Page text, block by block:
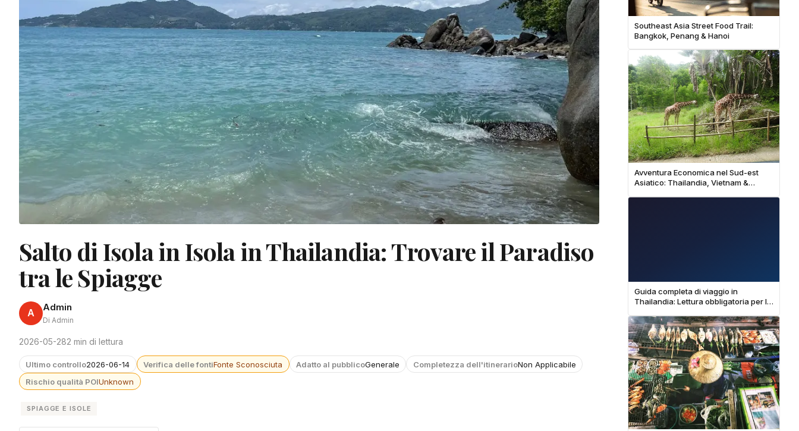
Salto di Isola in Isola in Thailandia: Trovare il Paradiso
tra le Spiagge
A Admin
Di Admin
2026-05-282 min di lettura
Ultimo controllo2026-06-14 Verifica delle fontiFonte Sconosciuta Adatto al pubblicoGenerale Completezza dell'itinerarioNon Applicabile
Rischio qualità POIUnknown
SPIAGGE E ISOLE
Southeast Asia Street Food Trail:
Bangkok, Penang & Hanoi
Avventura Economica nel Sud-est
Asiatico: Thailandia, Vietnam &
Guida completa di viaggio in
Thailandia: Lettura obbligatoria per la